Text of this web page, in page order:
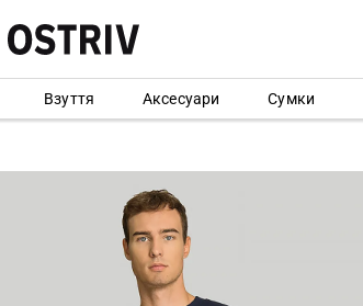
Взуття Аксесуари Сумки